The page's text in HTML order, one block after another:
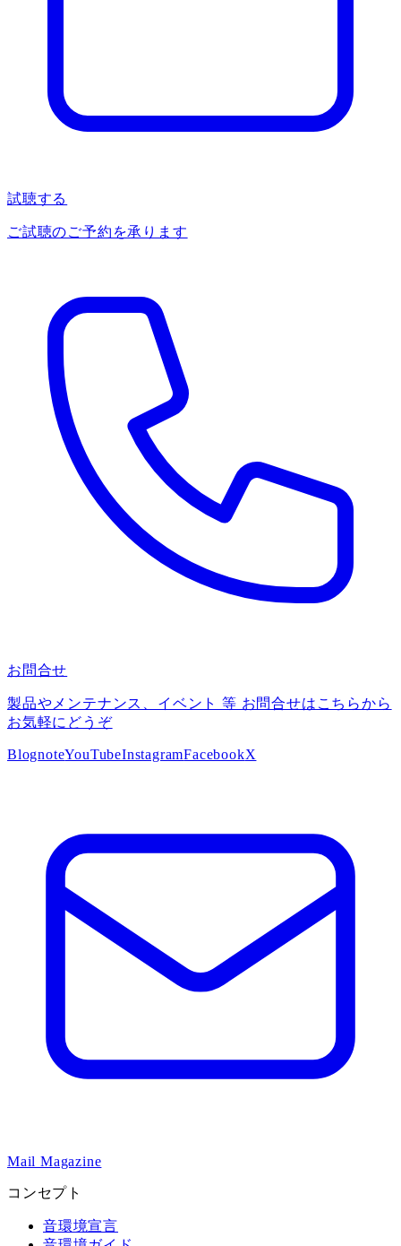
試聴する
ご試聴のご予約を承ります
お問合せ
製品やメンテナンス、イベント 等 お問合せはこちらから
お気軽にどうぞ
BlognoteYouTubeInstagramFacebookX
Mail Magazine
コンセプト
音環境宣言